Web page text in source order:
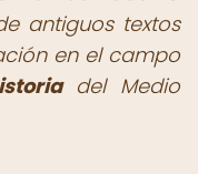
antiguos textos
en el campo
del Medio